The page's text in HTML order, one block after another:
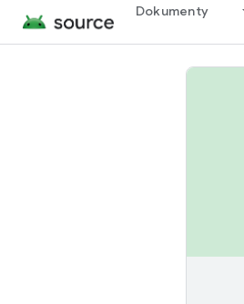
Dokumenty